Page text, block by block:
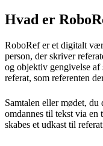
Hvad er
RoboRef er et digitalt
person, der skriver
og objektiv gengivelse af
referat, som referenten
Samtalen eller mødet,
omdannes til tekst via en
skabes et udkast til